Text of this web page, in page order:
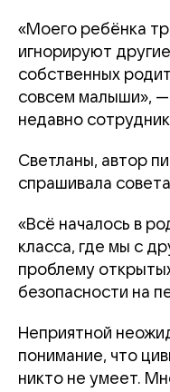
«Моего ребёнка
игнорируют
собственных
совсем малыши», —
недавно
Светланы, автор
спрашивала
«Всё началось в
класса, где мы с
проблему
безопасности на
Неприятной
понимание, что
никто не умеет.